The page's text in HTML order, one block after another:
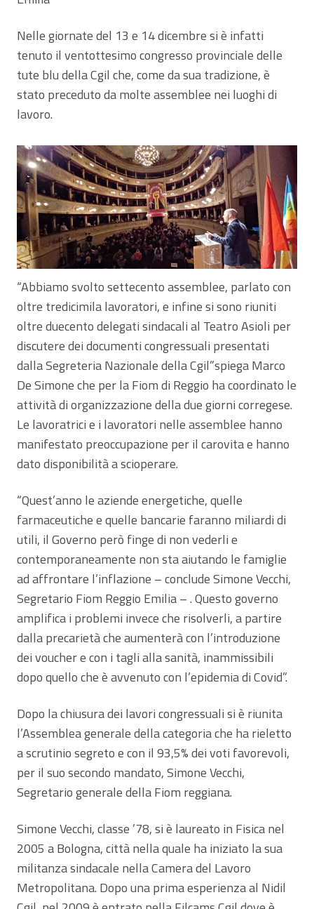
Nelle giornate del 13 e 14 dicembre si è infatti
tenuto il ventottesimo congresso provinciale delle
tute blu della Cgil che, come da sua tradizione, è
stato preceduto da molte assemblee nei luoghi di
lavoro.
“Abbiamo svolto settecento assemblee, parlato con
oltre tredicimila lavoratori, e infine si sono riuniti
oltre duecento delegati sindacali al Teatro Asioli per
discutere dei documenti congressuali presentati
dalla Segreteria Nazionale della Cgil”spiega Marco
De Simone che per la Fiom di Reggio ha coordinato le
attività di organizzazione della due giorni corregese.
Le lavoratrici e i lavoratori nelle assemblee hanno
manifestato preoccupazione per il carovita e hanno
dato disponibilità a scioperare.
“Quest’anno le aziende energetiche, quelle
farmaceutiche e quelle bancarie faranno miliardi di
utili, il Governo però finge di non vederli e
contemporaneamente non sta aiutando le famiglie
ad affrontare l’inflazione – conclude Simone Vecchi,
Segretario Fiom Reggio Emilia – . Questo governo
amplifica i problemi invece che risolverli, a partire
dalla precarietà che aumenterà con l’introduzione
dei voucher e con i tagli alla sanità, inammissibili
dopo quello che è avvenuto con l’epidemia di Covid”.
Dopo la chiusura dei lavori congressuali si è riunita
l’Assemblea generale della categoria che ha rieletto
a scrutinio segreto e con il 93,5% dei voti favorevoli,
per il suo secondo mandato, Simone Vecchi,
Segretario generale della Fiom reggiana.
Simone Vecchi, classe ’78, si è laureato in Fisica nel
2005 a Bologna, città nella quale ha iniziato la sua
militanza sindacale nella Camera del Lavoro
Metropolitana. Dopo una prima esperienza al Nidil